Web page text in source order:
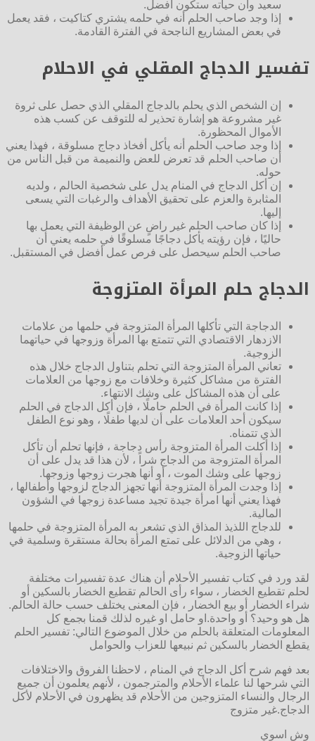
سعيد وأن حياته ستكون أفضل.
إذا وجد صاحب الحلم أنه في حلمه يشتري كتاكيت ، فقد يعمل
في بعض المشاريع الناجحة في الفترة القادمة.
تفسير الدجاج المقلي في الاحلام
إن الشخص الذي يحلم بالدجاج المقلي الذي حصل على ثروة
غير مشروعة هو إشارة تحذير له للتوقف عن كسب هذه
الأموال المحظورة.
إذا وجد صاحب الحلم أنه يأكل أفخاذ دجاج مسلوقة ، فهذا يعني
أن صاحب الحلم قد تعرض للعض والنميمة من قبل الناس من
حوله.
إن أكل الدجاج في المنام يدل على شخصية الحالم ، ولديه
المثابرة والعزم على تحقيق الأهداف والرغبات التي يسعى
إليها.
إذا كان صاحب الحلم غير راضٍ عن الوظيفة التي يعمل بها
حاليًا ، فإن رؤيته يأكل دجاجًا مسلوقًا في حلمه يعني أن
صاحب الحلم سيحصل على فرص عمل أفضل في المستقبل.
الدجاج حلم المرأة المتزوجة
الدجاجة التي تأكلها المرأة المتزوجة في حلمها من علامات
الازدهار الاقتصادي التي تتمتع بها المرأة وزوجها في حياتهما
الزوجية.
تعاني المرأة المتزوجة التي تحلم بتناول الدجاج خلال هذه
الفترة من مشاكل كثيرة وخلافات مع زوجها من العلامات
على أن هذه المشاكل على وشك الانتهاء.
إذا كانت المرأة في الحلم حاملًا ، فإن أكل الدجاج في الحلم
سيكون أحد العلامات على أن لديها طفلًا ، وهو نوع الطفل
الذي تتمناه.
إذا أكلت المرأة المتزوجة رأس دجاجة ، فإنها تحلم أن تأكل
المرأة المتزوجة من الدجاج شراً ، لأن هذا قد يدل على أن
زوجها على وشك الموت ، أو أنها هجرت زوجها وزوجها.
إذا وجدت المرأة المتزوجة أنها تجهز الدجاج لزوجها وأطفالها ،
فهذا يعني أنها امرأة جيدة تجيد مساعدة زوجها في الشؤون
المالية.
للدجاج اللذيذ المذاق الذي تشعر به المرأة المتزوجة في حلمها
، وهي من الدلائل على تمتع المرأة بحالة مستقرة وسلمية في
حياتها الزوجية.
لقد ورد في كتاب تفسير الأحلام أن هناك عدة تفسيرات مختلفة
لحلم تقطيع الخضار ، سواء رأى الحالم تقطيع الخضار بالسكين أو
شراء الخضار أو بيع الخضار ، فإن المعنى يختلف حسب حالة الحالم.
هل هو وحيد؟ أو واحدة.او حامل او غيره لذلك قمنا بجمع كل
المعلومات المتعلقة بالحلم من خلال الموضوع التالي: تفسير الحلم
يقطع الخضار بالسكين ثم نبيعها للعزاب والحوامل
بعد فهم شرح أكل الدجاج في المنام ، لاحظنا الفروق والاختلافات
التي شرحها لنا علماء الأحلام والمترجمون ، لأنهم يعلمون أن جميع
الرجال والنساء المتزوجين من الأحلام قد يظهرون في الأحلام لأكل
الدجاج.غير متزوج
وش اسوي